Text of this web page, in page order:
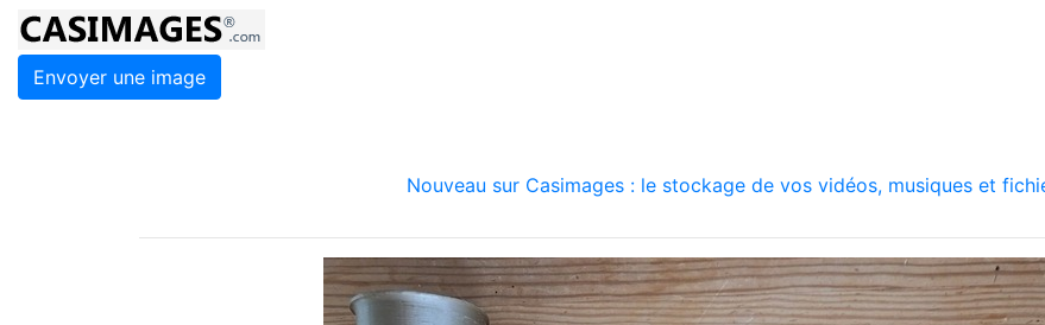
Envoyer une image
Nouveau sur Casimages : le stockage de vos vidéos, musiques et